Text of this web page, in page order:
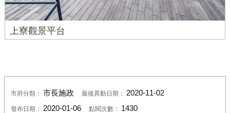
上寮觀景平台
市府分類： 市長施政 最後異動日期： 2020-11-02
發布日期： 2020-01-06 點閱次數： 1430